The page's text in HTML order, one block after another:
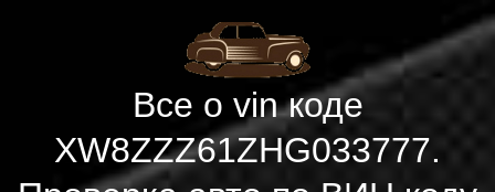
Все о vin коде
XW8ZZZ61ZHG033777.